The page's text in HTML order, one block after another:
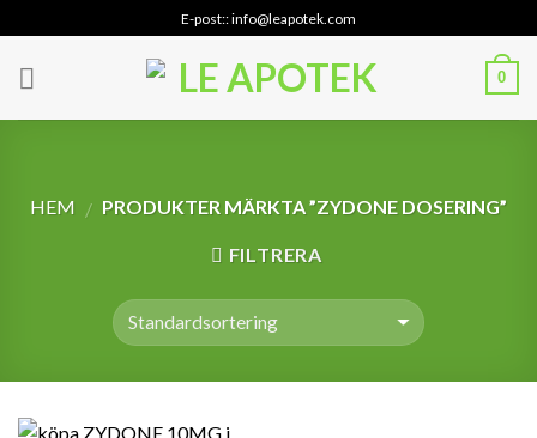
to
content
E-post:: info@leapotek.com
0
HEM / PRODUKTER MÄRKTA ”ZYDONE DOSERING”
FILTRERA